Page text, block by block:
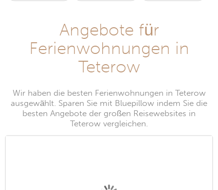
Angebote für
Ferienwohnungen in
Teterow
Wir haben die besten Ferienwohnungen in Teterow
ausgewählt. Sparen Sie mit Bluepillow indem Sie die
besten Angebote der großen Reisewebsites in
Teterow vergleichen.